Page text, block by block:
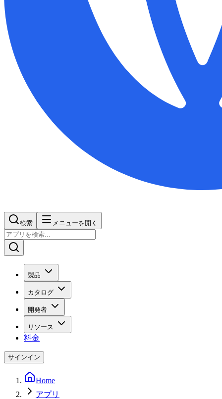
検索 メニューを開く
製品
カタログ
開発者
リソース
料金
サインイン
Home
アプリ